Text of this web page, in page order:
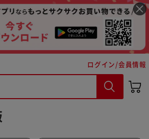
ログイン/会員情報